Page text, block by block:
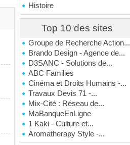
Histoire
Top 10 des sites
Groupe de Recherche Action...
Brando Design - Agence de...
D3SANC - Solutions de...
ABC Families
Cinéma et Droits Humains -...
Travaux Devis 71 -...
Mix-Cité : Réseau de...
MaBanqueEnLigne
1 Kaki - Culture et...
Aromatherapy Style -...